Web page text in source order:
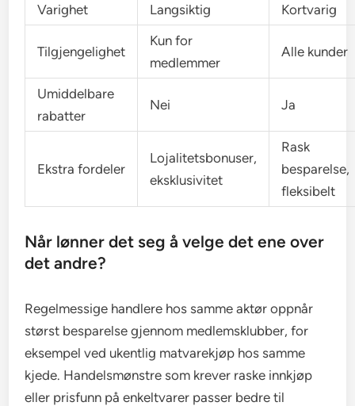
Varighet Langsiktig Kortvarig
Tilgjengelighet
Kun for
medlemmer
Alle kunder
Umiddelbare
rabatter
Nei Ja
Ekstra fordeler
Lojalitetsbonuser,
eksklusivitet
Rask
besparelse,
fleksibelt
Når lønner det seg å velge det ene over
det andre?
Regelmessige handlere hos samme aktør oppnår
størst besparelse gjennom medlemsklubber, for
eksempel ved ukentlig matvarekjøp hos samme
kjede. Handelsmønstre som krever raske innkjøp
eller prisfunn på enkeltvarer passer bedre til